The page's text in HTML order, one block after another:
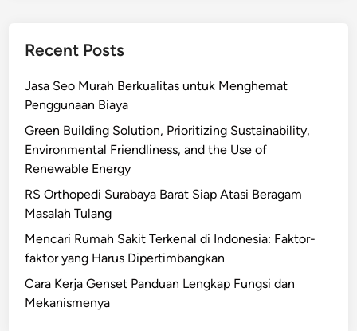
Recent Posts
Jasa Seo Murah Berkualitas untuk Menghemat
Penggunaan Biaya
Green Building Solution, Prioritizing Sustainability,
Environmental Friendliness, and the Use of
Renewable Energy
RS Orthopedi Surabaya Barat Siap Atasi Beragam
Masalah Tulang
Mencari Rumah Sakit Terkenal di Indonesia: Faktor-
faktor yang Harus Dipertimbangkan
Cara Kerja Genset Panduan Lengkap Fungsi dan
Mekanismenya